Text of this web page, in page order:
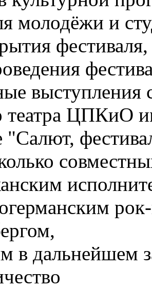
молодёжи и
выступления
театра ЦПКиО
"Салют,
в дальнейшем